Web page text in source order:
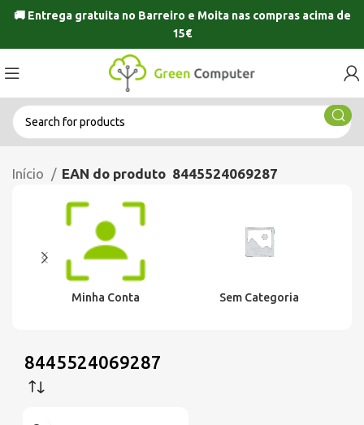
🚚 Entrega gratuita no Barreiro e Moitanas compras acima de
15€
Início EAN do produto 8445524069287
Minha Conta Sem Categoria
8445524069287